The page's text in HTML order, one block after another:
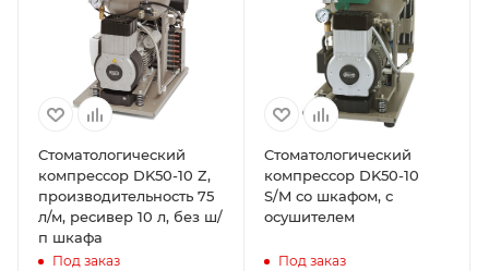
Стоматологический
компрессор DK50-10 Z,
производительность 75
л/м, ресивер 10 л, без ш/
п шкафа
Под заказ
Cтоматологический
компрессор DK50-10
S/M со шкафом, с
осушителем
Под заказ